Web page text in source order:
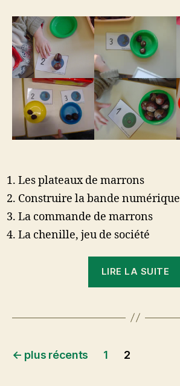
Les plateaux de marrons
Construire la bande numérique
La commande de marrons
La chenille, jeu de société
LIRE LA SUITE
Pagination
← plus récents 1 2